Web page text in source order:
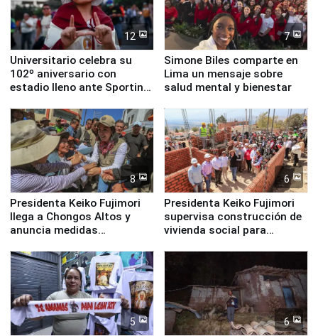
12
Universitario celebra su
102º aniversario con
estadio lleno ante Sporting
7
Simone Biles comparte en
Lima un mensaje sobre
salud mental y bienestar
8
Presidenta Keiko Fujimori
llega a Chongos Altos y
anuncia medidas
educación, salud y empleo
6
Presidenta Keiko Fujimori
supervisa construcción de
vivienda social para
5 6